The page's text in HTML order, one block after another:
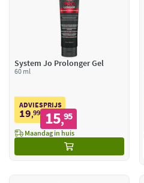
System Jo Prolonger Gel
60 ml
ADVIESPRIJS
19,99 15,95
Maandag in huis